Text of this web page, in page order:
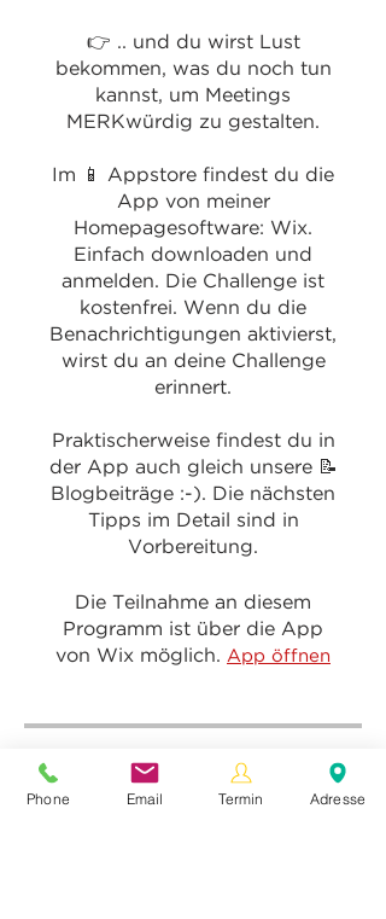
👉 .. und du wirst Lust
bekommen, was du noch tun
kannst, um Meetings
MERKwürdig zu gestalten.
Im 📱 Appstore findest du die
App von meiner
Homepagesoftware: Wix.
Einfach downloaden und
anmelden. Die Challenge ist
kostenfrei. Wenn du die
Benachrichtigungen aktivierst,
wirst du an deine Challenge
erinnert.
Praktischerweise findest du in
der App auch gleich unsere 📝
Blogbeiträge :-). Die nächsten
Tipps im Detail sind in
Die Teilnahme an diesem
Programm ist über die App
von Wix möglich. App öffnen
Programmleiter
Phone Email Termin Adresse